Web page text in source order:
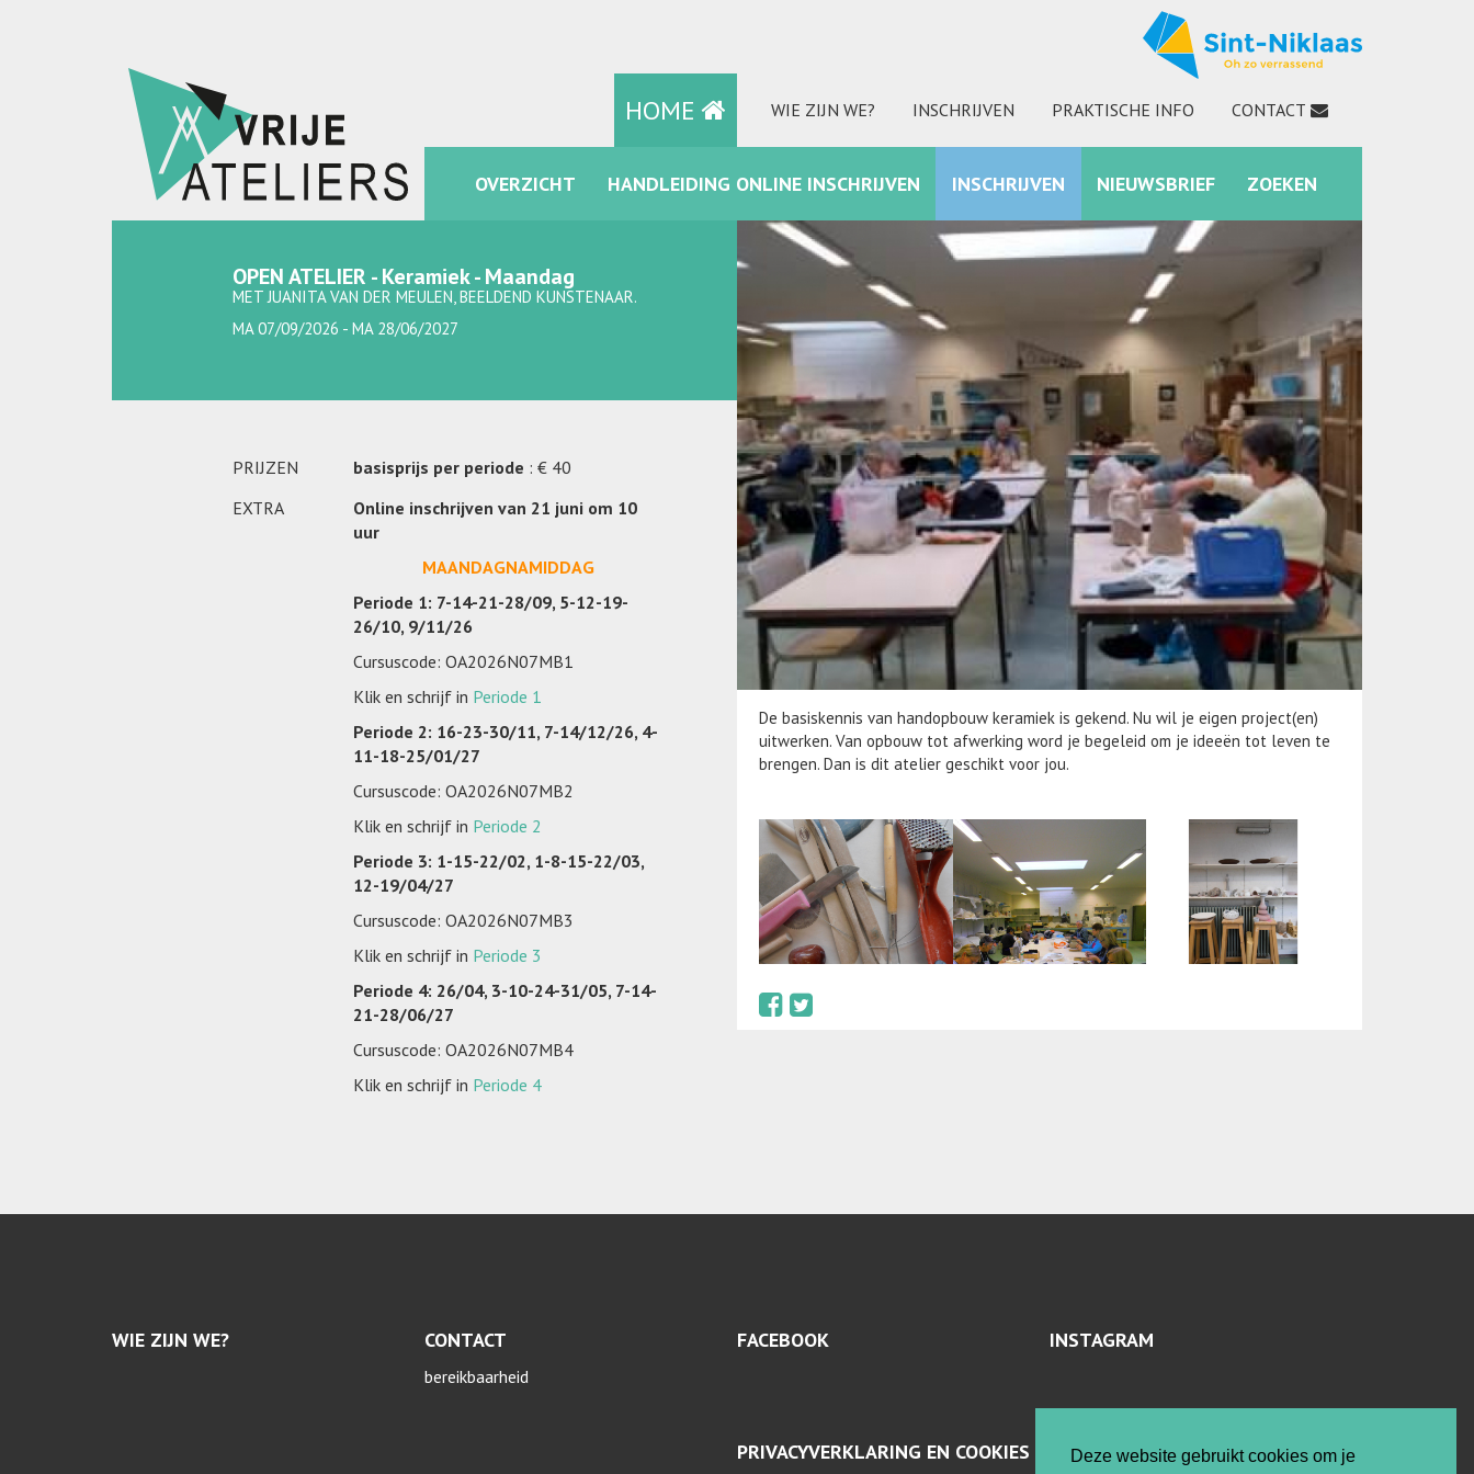
Deze website gebruikt cookies om je
HOME WIE ZIJN WE? INSCHRIJVEN PRAKTISCHE INFO CONTACT
FACEBOOK INSTAGRAM ZOEKEN
OVERZICHT HANDLEIDING ONLINE INSCHRIJVEN INSCHRIJVEN NIEUWSBRIEF ZOEKEN
OPEN ATELIER - Keramiek - Maandag
MET JUANITA VAN DER MEULEN, BEELDEND KUNSTENAAR.
MA 07/09/2026 - MA 28/06/2027
PRIJZEN basisprijs per periode : € 40
EXTRA
Online inschrijven van 21 juni om 10
uur
MAANDAGNAMIDDAG
Periode 1: 7-14-21-28/09, 5-12-19-
26/10, 9/11/26
Cursuscode: OA2026N07MB1
Klik en schrijf in Periode 1
Periode 2: 16-23-30/11, 7-14/12/26, 4-
11-18-25/01/27
Cursuscode: OA2026N07MB2
Klik en schrijf in Periode 2
Periode 3: 1-15-22/02, 1-8-15-22/03,
12-19/04/27
Cursuscode: OA2026N07MB3
Klik en schrijf in Periode 3
Periode 4: 26/04, 3-10-24-31/05, 7-14-
21-28/06/27
Cursuscode: OA2026N07MB4
Klik en schrijf in Periode 4
De basiskennis van handopbouw keramiek is gekend. Nu wil je eigen project(en)
uitwerken. Van opbouw tot afwerking word je begeleid om je ideeën tot leven te
brengen. Dan is dit atelier geschikt voor jou.
WIE ZIJN WE? CONTACT
bereikbaarheid
FACEBOOK INSTAGRAM
PRIVACYVERKLARING EN COOKIES